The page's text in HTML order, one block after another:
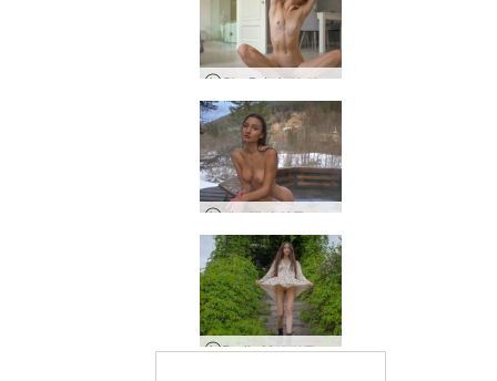
Oks B. Lviv의 하루, 우크라이나
에스텔의 하루, 타타리브, 우크라이나
Dariia M의 하루, 키예프, 우크라이나